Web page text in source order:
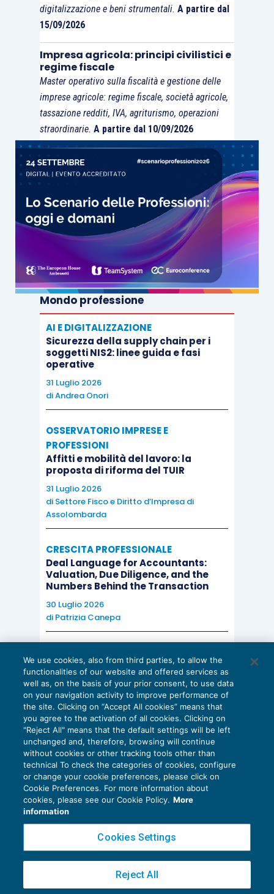
digitalizzazione e beni strumentali. A partire dal
15/09/2026
Impresa agricola: principi civilistici e
regime fiscale
Master operativo sulla fiscalità e gestione delle
imprese agricole: regime fiscale, società agricole,
tassazione redditi, IVA, agriturismo, operazioni
straordinarie. A partire dal 10/09/2026
Mondo professione
AI E DIGITALIZZAZIONE
Sicurezza della supply chain per i
soggetti NIS2: linee guida e fasi
operative
31 Luglio 2026
diAndrea Onori
OSSERVATORIO IMPRESE E
PROFESSIONI
Affitti e mobilità del lavoro: la
proposta di riforma del TUIR
31 Luglio 2026
di Settore Fisco e Diritto d’Impresa di
Assolombarda
CRESCITA PROFESSIONALE
Deal Language for Accountants:
Valuation, Due Diligence, and the
Numbers Behind the Transaction
30 Luglio 2026
di Patrizia Canepa
EU AI Act e studi professionali: le
scadenze concrete
27 Luglio 2026
di Diego BarberieStefano Dovier
Privacy Policy
Cookie Policy
Copyright 2016 ©Gruppo Euroconference S.p.A.v2.32.2
Piazza Luigi Einaudi, 10N01 - 20124 Milano - info@ecnews.it
We use cookies, also from third parties, to allow the
functionalities of our website and offered services as
well as, on the basis of your prior consent, to use data
on your navigation activity to improve performance of
the site. Clicking on “Accept All cookies” means that
you agree to the activation of all cookies. Clicking on
"Reject All" means that the default settings will be left
unchanged and, therefore, browsing will continue
without cookies or other tracking tools other than
technical To check the categories of cookies, configure
or change your cookie preferences, please click on
Cookie Preferences. For more information about
cookies, please see our Cookie Policy. More
information
Cookies Settings
Reject All